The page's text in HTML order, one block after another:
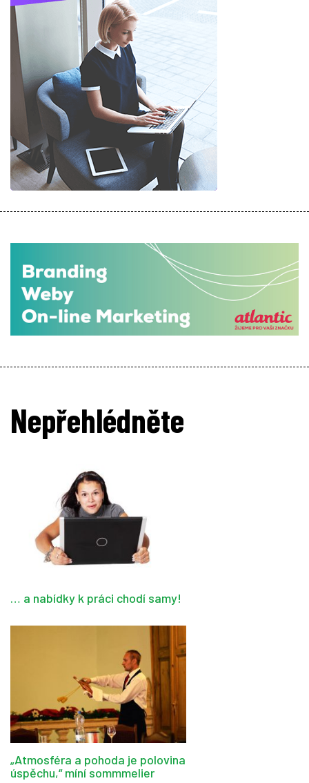
Nepřehlédněte
… a nabídky k práci chodí samy!
„Atmosféra a pohoda je polovina
úspěchu,“ míní sommmelier